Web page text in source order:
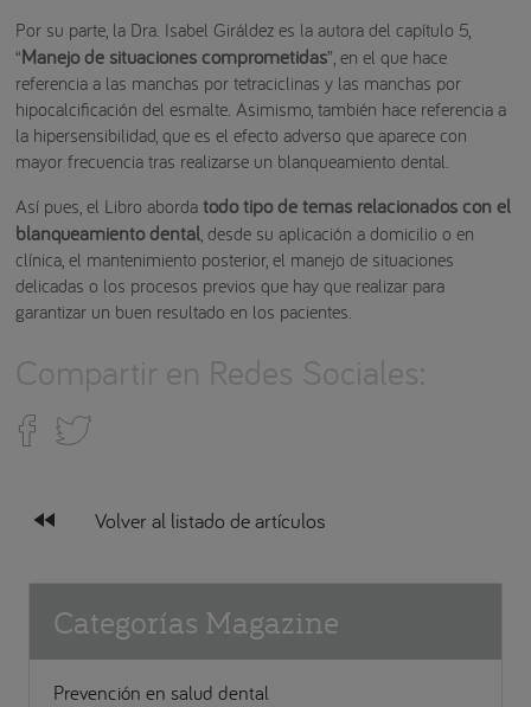
Por su parte, la Dra. Isabel Giráldez es la autora del capítulo 5,
“Manejo de situaciones comprometidas”, en el que hace
referencia a las manchas por tetraciclinas y las manchas por
hipocalcificación del esmalte. Asimismo, también hace referencia a
la hipersensibilidad, que es el efecto adverso que aparece con
mayor frecuencia tras realizarse un blanqueamiento dental.
Así pues, el Libro aborda todo tipo de temas relacionados con el
blanqueamiento dental, desde su aplicación a domicilio o en
clínica, el mantenimiento posterior, el manejo de situaciones
delicadas o los procesos previos que hay que realizar para
garantizar un buen resultado en los pacientes.
fast_rewind Volver al listado de artículos
Categorías Magazine
Prevención en salud dental